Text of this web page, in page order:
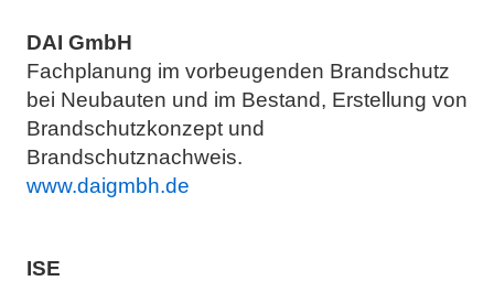
DAI GmbH
Fachplanung im vorbeugenden Brandschutz
bei Neubauten und im Bestand, Erstellung von
Brandschutzkonzept und
Brandschutznachweis.
www.daigmbh.de
ISE